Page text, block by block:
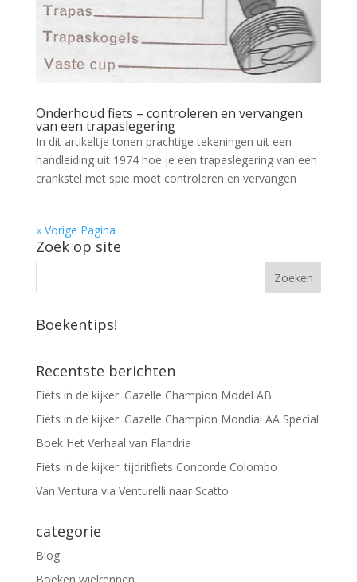
Onderhoud fiets – controleren en vervangen
van een trapaslegering
In dit artikeltje tonen prachtige tekeningen uit een
handleiding uit 1974 hoe je een trapaslegering van een
crankstel met spie moet controleren en vervangen
« Vorige Pagina
Zoek op site
Boekentips!
Recentste berichten
Fiets in de kijker: Gazelle Champion Model AB
Fiets in de kijker: Gazelle Champion Mondial AA Special
Boek Het Verhaal van Flandria
Fiets in de kijker: tijdritfiets Concorde Colombo
Van Ventura via Venturelli naar Scatto
categorie
Blog